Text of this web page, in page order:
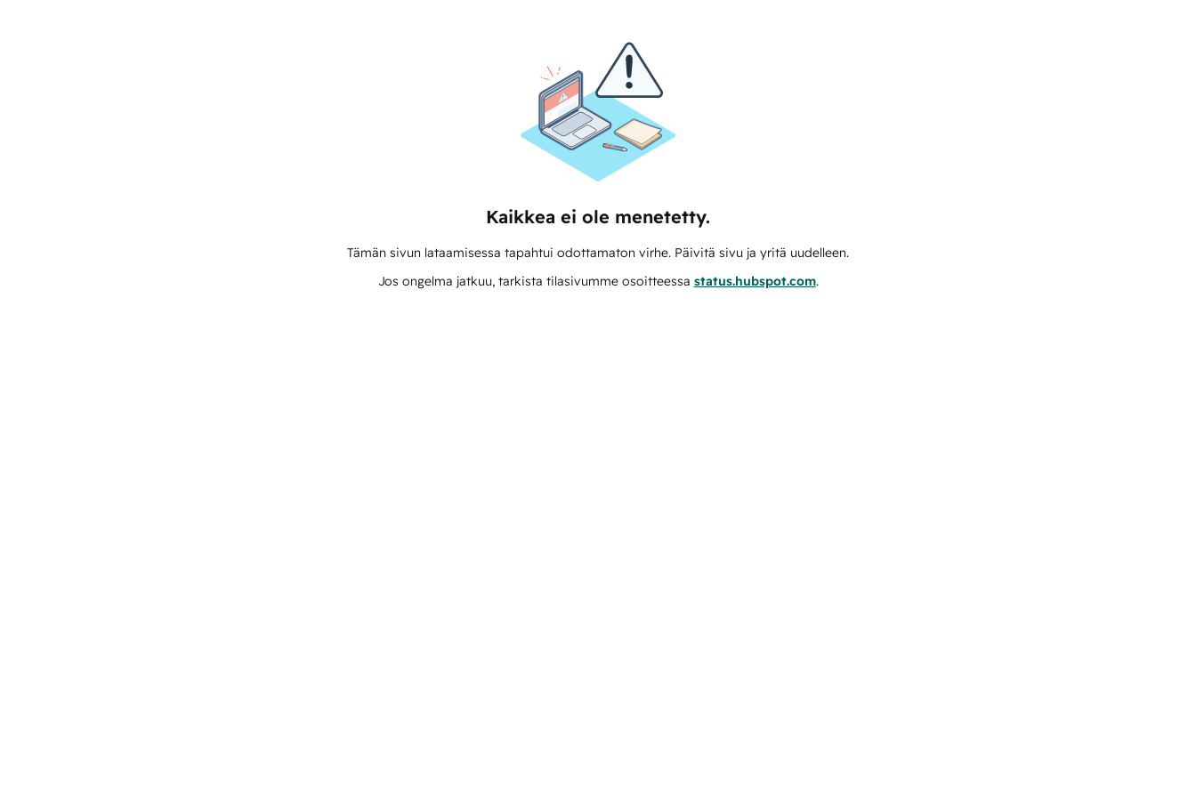
Kaikkea ei ole menetetty.
Tämän sivun lataamisessa tapahtui odottamaton virhe. Päivitä sivu ja yritä uudelleen.
Jos ongelma jatkuu, tarkista tilasivumme osoitteessa status.hubspot.com.